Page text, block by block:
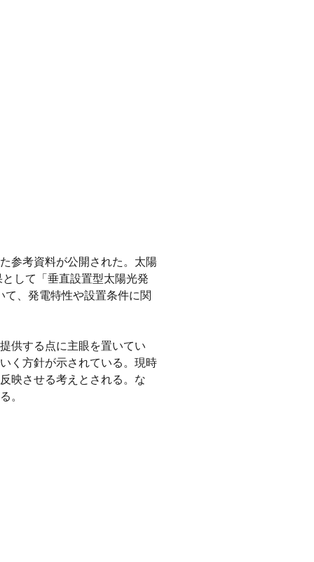
参考資料が公開された。太陽
して「垂直設置型太陽光発
、発電特性や設置条件に関
供する点に主眼を置いてい
く方針が示されている。現時
映させる考えとされる。な
。